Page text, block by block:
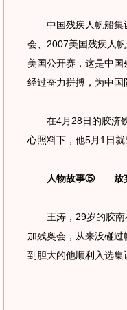
中国残疾人帆船集训
会、2007美国残疾人
美国公开赛，这是中
经过奋力拼搏，为中国
在4月28日的胶济铁
心照料下，他5月1日就
人物故事⑤ 放弃
王涛，29岁的胶南
加残奥会，从来没碰
到胆大的他顺利入选